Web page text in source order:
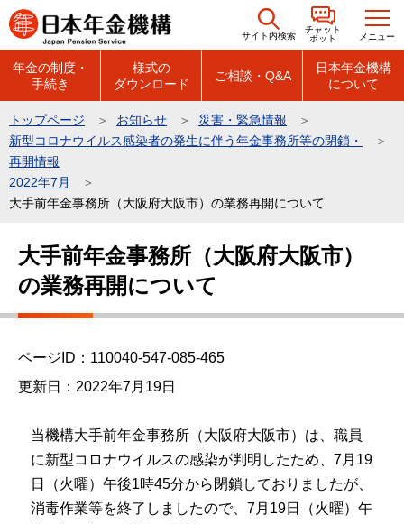
こ
の
の
先
頭
で
サイト内検索
チャット
ボット
メニュー
年金の制度・
手続き
様式の
ダウンロード
ご相談・Q&A
日本年金機構
について
トップページ お知らせ
災害・緊急情報
新型コロナウイルス感染者の発生に伴う年金事務所等の閉鎖・
再開情報
2022年7月
大手前年金事務所（大阪府大阪市）の業務再開について
大手前年金事務所（大阪府大阪市）
の業務再開について
ページID：110040-547-085-465
更新日：2022年7月19日
当機構大手前年金事務所（大阪府大阪市）は、職員
に新型コロナウイルスの感染が判明したため、7月19
日（火曜）午後1時45分から閉鎖しておりましたが、
消毒作業等を終了しましたので、7月19日（火曜）午